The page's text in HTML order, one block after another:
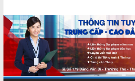
to
content
Chứng
chỉ
ngắn